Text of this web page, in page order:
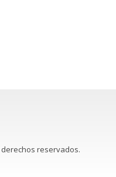
derechos reservados.